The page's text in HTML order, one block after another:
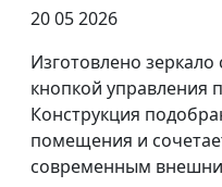
20 05 2026
Изготовлено
кнопкой управления
Конструкция
помещения и
современным